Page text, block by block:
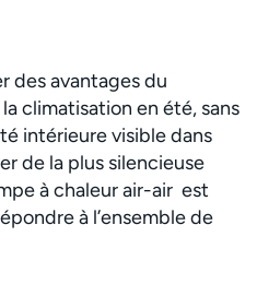
des avantages du
climatisation en été, sans
intérieure visible dans
de la plus silencieuse
à chaleur air-air est
à l’ensemble de